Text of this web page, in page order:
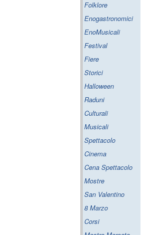
Folklore
Enogastronomici
EnoMusicali
Festival
Fiere
Storici
Halloween
Raduni
Culturali
Musicali
Spettacolo
Cinema
Cena Spettacolo
Mostre
San Valentino
8 Marzo
Corsi